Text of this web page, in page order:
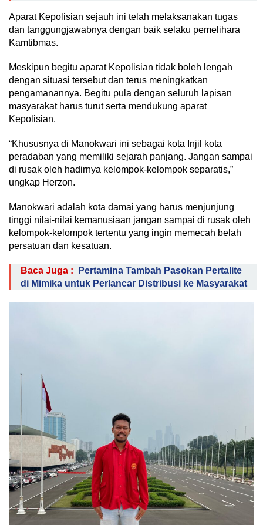
Aparat Kepolisian sejauh ini telah melaksanakan tugas
dan tanggungjawabnya dengan baik selaku pemelihara
Kamtibmas.
Meskipun begitu aparat Kepolisian tidak boleh lengah
dengan situasi tersebut dan terus meningkatkan
pengamanannya. Begitu pula dengan seluruh lapisan
masyarakat harus turut serta mendukung aparat
Kepolisian.
“Khususnya di Manokwari ini sebagai kota Injil kota
peradaban yang memiliki sejarah panjang. Jangan sampai
di rusak oleh hadirnya kelompok-kelompok separatis,”
ungkap Herzon.
Manokwari adalah kota damai yang harus menjunjung
tinggi nilai-nilai kemanusiaan jangan sampai di rusak oleh
kelompok-kelompok tertentu yang ingin memecah belah
persatuan dan kesatuan.
Baca Juga :
Pertamina Tambah Pasokan Pertalite
di Mimika untuk Perlancar Distribusi ke Masyarakat